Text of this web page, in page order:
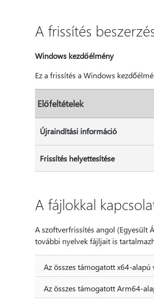
A frissítés
Windows kezdőélmény
Ez a frissítés a Windows
Előfeltételek
Újraindítási információ
Frissítés helyettesítése
A fájlokkal
A szoftverfrissítés angol (Egyesült
további nyelvek fájljait is
Az összes támogatott x64-alapú
Az összes támogatott Arm64-